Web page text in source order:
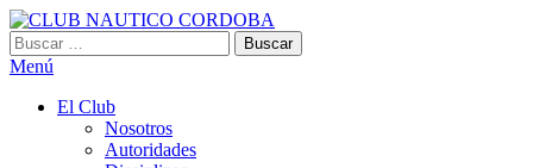
Saltar
al
contenido
CLUB NAUTICO CORDOBA
VILLA CARLOS PAZ
Buscar:
Menú
El Club
Nosotros
Autoridades